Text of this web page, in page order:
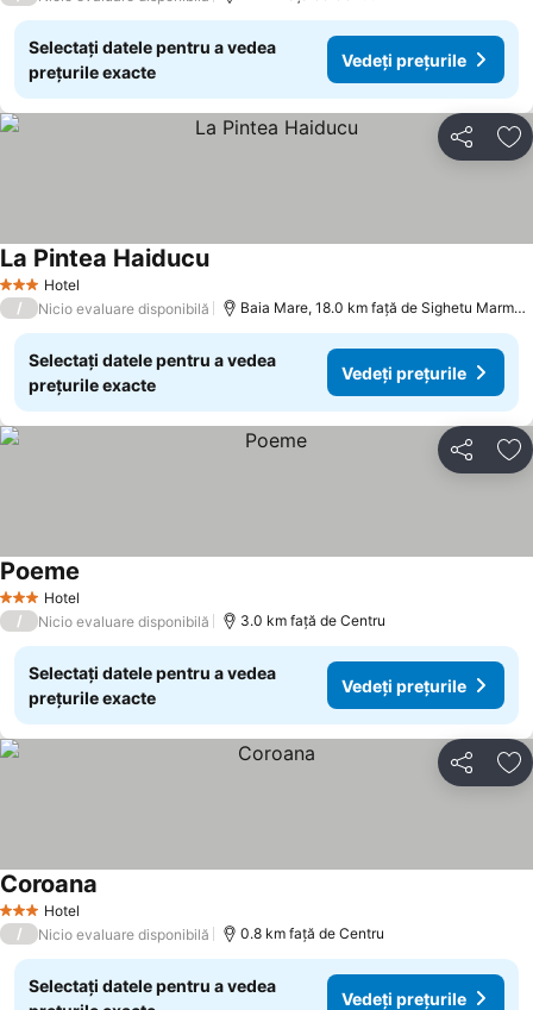
Selectați datele pentru a vedea
prețurile exacte
Vedeți prețurile
Distribuiți
3 SteleHotel
La Pintea HaiducuVedeți prețurile
/ Nicio evaluare disponibilă Baia Mare, 18.0 km faţă de Sighetu
Selectați datele pentru a vedea
prețurile exacte
Vedeți prețurile
Distribuiți
3 SteleHotel
Poeme
/ Nicio evaluare disponibilă 3.0 km faţă de Centru
Selectați datele pentru a vedea
prețurile exacte
Vedeți prețurile
Distribuiți
3 SteleHotel
Coroana
/ Nicio evaluare disponibilă 0.8 km faţă de Centru
Selectați datele pentru a vedea
Vedeți prețurile